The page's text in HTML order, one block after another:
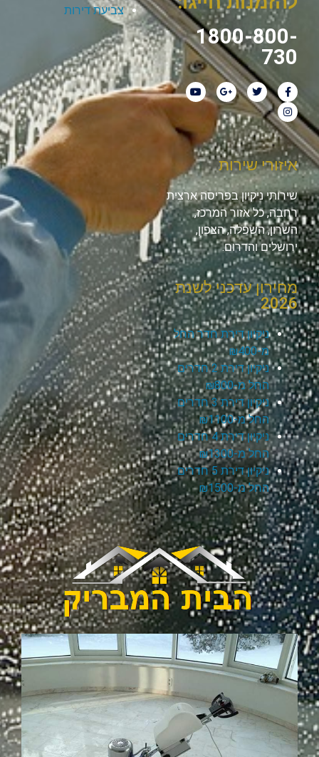
1800-800-
730
צביעת דירות
איזורי שירות
שירותי ניקיון בפריסה ארצית
רחבה, כל אזור המרכז,
השרון, השפלה, הצפון,
ירושלים והדרום.
מחירון עדכני לשנת
2026
ניקיון דירת חדר החל
מ-₪400
ניקיון דירת 2 חדרים
החל מ-₪800
ניקיון דירת 3 חדרים
החל מ-₪1100
ניקיון דירת 4 חדרים
החל מ-₪1300
ניקיון דירת 5 חדרים
החל מ-₪1500